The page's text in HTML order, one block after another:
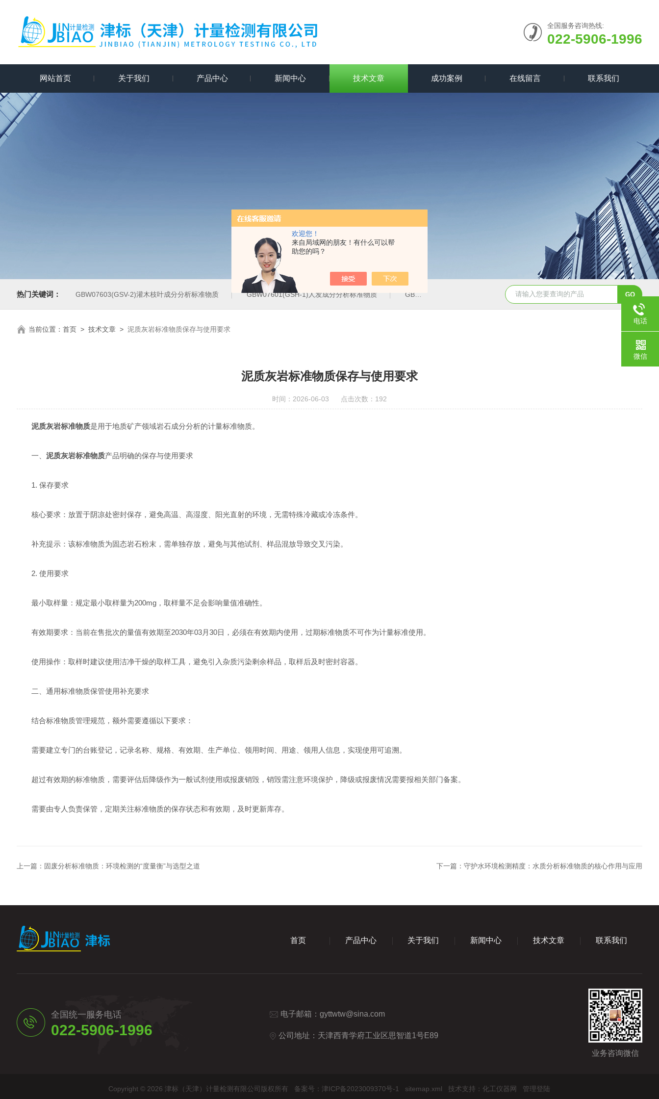
欢迎您！
来自局域网的朋友！有什么可以帮
助您的吗？
全国服务咨询热线:
022-5906-1996
网站首页 关于我们 产品中心 新闻中心 技术文章 成功案例 在线留言 联系我们
热门关键词： GBW07603(GSV-2)灌木枝叶成分分析标准物质 GBW07601(GSH-1)人发成分分析标准物质 GBW07342(GPt-10)铂族金属 GBW07341(GPt-9)铂族金属
当前位置： 首页> 技术文章> 泥质灰岩标准物质保存与使用要求
泥质灰岩标准物质保存与使用要求
时间：2026-06-03 点击次数：192
泥质灰岩标准物质是用于地质矿产领域岩石成分分析的‌计量标准物质‌。
一、 泥质灰岩标准物质产品明确的保存与使用要求
1. 保存要求
核心要求：放置于‌阴凉处‌密封保存，避免高温、高湿度、阳光直射的环境，无需特殊冷藏或冷冻条件。
补充提示：该标准物质为固态岩石粉末，需单独存放，避免与其他试剂、样品混放导致交叉污染。
2. 使用要求
‌最小取样量‌：规定最小取样量为‌200mg‌，取样量不足会影响量值准确性。
‌有效期要求‌：当前在售批次的量值有效期至‌2030年03月30日‌，必须在有效期内使用，过期标准物质不可作为计量标准使用。
‌使用操作‌：取样时建议使用洁净干燥的取样工具，避免引入杂质污染剩余样品，取样后及时密封容器。
二、通用标准物质保管使用补充要求
结合标准物质管理规范，额外需要遵循以下要求：
需要建立专门的台账登记，记录名称、规格、有效期、生产单位、领用时间、用途、领用人信息，实现使用可追溯。
超过有效期的标准物质，需要评估后降级作为一般试剂使用或报废销毁，销毁需注意环境保护，降级或报废情况需要报相关部门备案。
需要由专人负责保管，定期关注标准物质的保存状态和有效期，及时更新库存。
上一篇： 固废分析标准物质：环境检测的“度量衡”与选型之道 下一篇：守护水环境检测精度：水质分析标准物质的核心作用与应用
首页 产品中心 关于我们 新闻中心 技术文章 联系我们
全国统一服务电话
022-5906-1996
电子邮箱：gyttwtw@sina.com
公司地址：天津西青学府工业区思智道1号E89
业务咨询微信
Copyright © 2026 津标（天津）计量检测有限公司版权所有 备案号：津ICP备2023009370号-1 sitemap.xml 技术支持：化工仪器网 管理登陆
电话
微信